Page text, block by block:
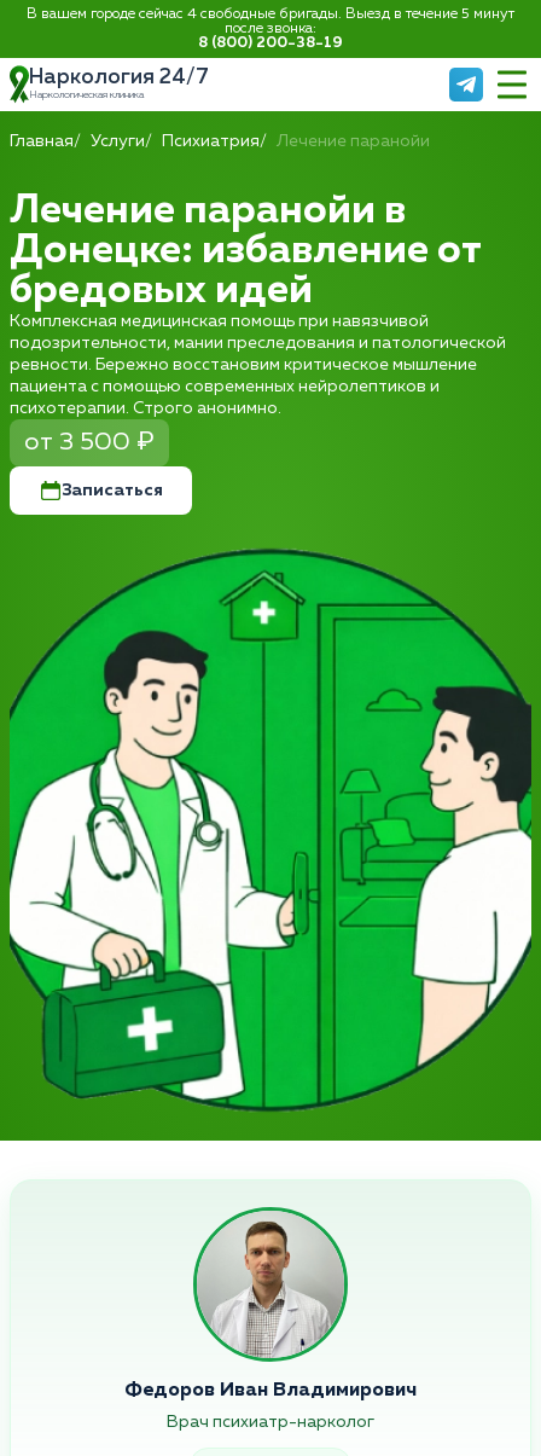
В вашем городе сейчас 4 свободные бригады. Выезд в течение 5 минут
после звонка:
8 (800) 200-38-19
Наркология 24/7
Наркологическая клиника
Главная Услуги Психиатрия Лечение паранойи
Лечение паранойи в
Донецке: избавление от
бредовых идей
Комплексная медицинская помощь при навязчивой
подозрительности, мании преследования и патологической
ревности. Бережно восстановим критическое мышление
пациента с помощью современных нейролептиков и
психотерапии. Строго анонимно.
от 3 500 ₽
Записаться
Федоров Иван Владимирович
Врач психиатр-нарколог